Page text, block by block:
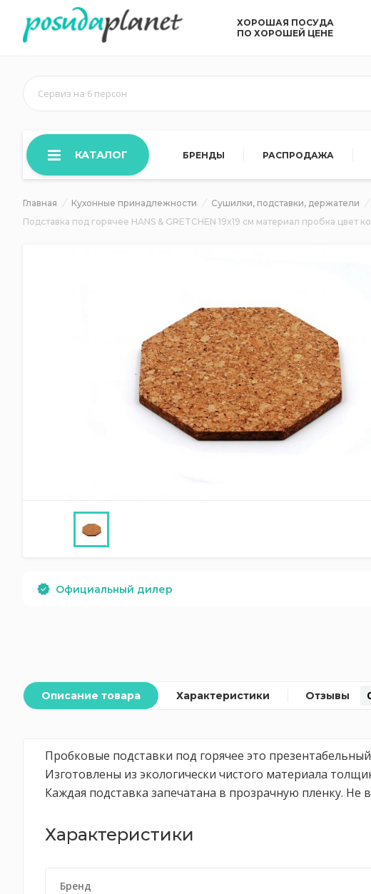
ХОРОШАЯ ПОСУДА
ПО ХОРОШЕЙ ЦЕНЕ
Сервиз на 6 персон
КАТАЛОГ БРЕНДЫ РАСПРОДАЖА
Главная Кухонные принадлежности Сушилки, подставки, держатели
Подставка под горячее HANS & GRETCHEN 19x19 см материал пробка цвет
Официальный дилер
Описание товара Характеристики Отзывы
Пробковые подставки под горячее это
Изготовлены из экологически чистого материала
Каждая подставка запечатана в прозрачную пленку. Не
Характеристики
Бренд